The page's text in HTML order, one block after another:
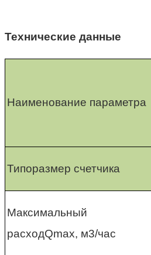
Технические данные
Наименование параметра
Типоразмер счетчика
Максимальный
расходQmax, м3/час